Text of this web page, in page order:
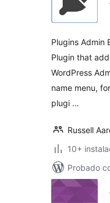
Plugins Admin
Plugin that
WordPress
name menu,
plugi …
Russell
10+
Probado